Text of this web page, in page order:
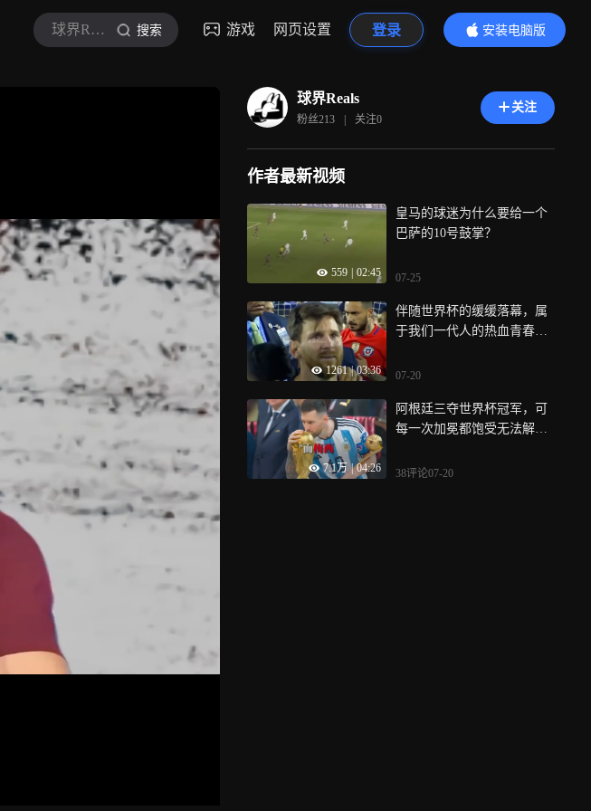
球界Reals 搜索 游戏 网页设置 登录
安装电脑版
内容更精彩
球界Reals
粉丝213 | 关注0
关注
作者最新视频
559 02:45
皇马的球迷为什么要给一个
巴萨的10号鼓掌？
07-25
1261 | 03:36
伴随世界杯的缓缓落幕，属
于我们一代人的热血青春也
07-20
7.1万 | 04:26
阿根廷三夺世界杯冠军，可
每一次加冕都饱受无法解释
38评论07-20